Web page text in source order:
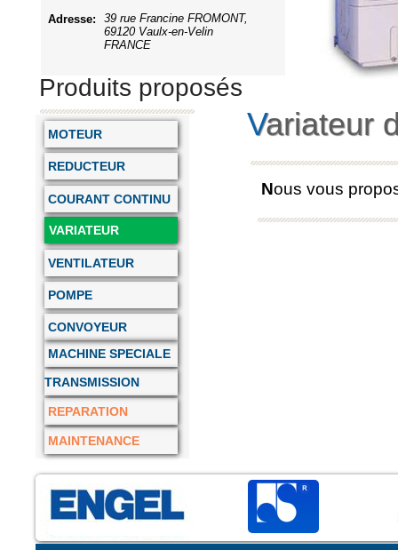
39 rue Francine FROMONT,
69120 Vaulx-en-Velin
FRANCE
MACHINE SPECIALE
TRANSMISSION
CONVOYEUR
MAINTENANCE
REPARATION
COURANT CONTINU
POMPE
VENTILATEUR
VARIATEUR
REDUCTEUR
MOTEUR
Produits proposés
Adresse:
Nous vous
Variateur